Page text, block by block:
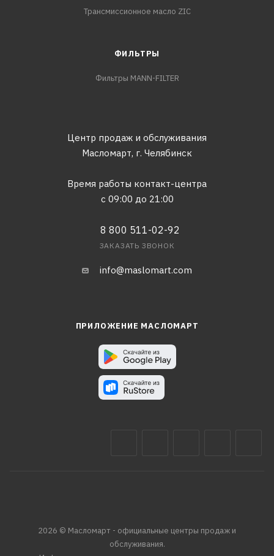
Трансмиссионное масло ZIC
ФИЛЬТРЫ
Фильтры MANN-FILTER
Центр продаж и обслуживания
Масломарт, г. Челябинск
Время работы контакт-центра
с 09:00 до 21:00
8 800 511-02-92
ЗАКАЗАТЬ ЗВОНОК
info@maslomart.com
ПРИЛОЖЕНИЕ МАСЛОМАРТ
2026 © Масломарт - официальные центры продаж и
обслуживания.